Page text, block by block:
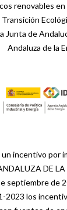
renovables
Junta de
Andaluza de la
incentivo por
DE LA
septiembre de
2023 los